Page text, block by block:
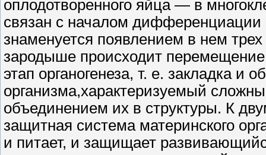
оплодотворен­ного яйца — в
связан с началом дифференциации
знаменуется появлением в нем
зародыше происходит перемещение
этап органогенеза, т. е. закладка и
организма,характеризуемый
объединением их в структуры. К
защитная система материнского
и питает, и защищает